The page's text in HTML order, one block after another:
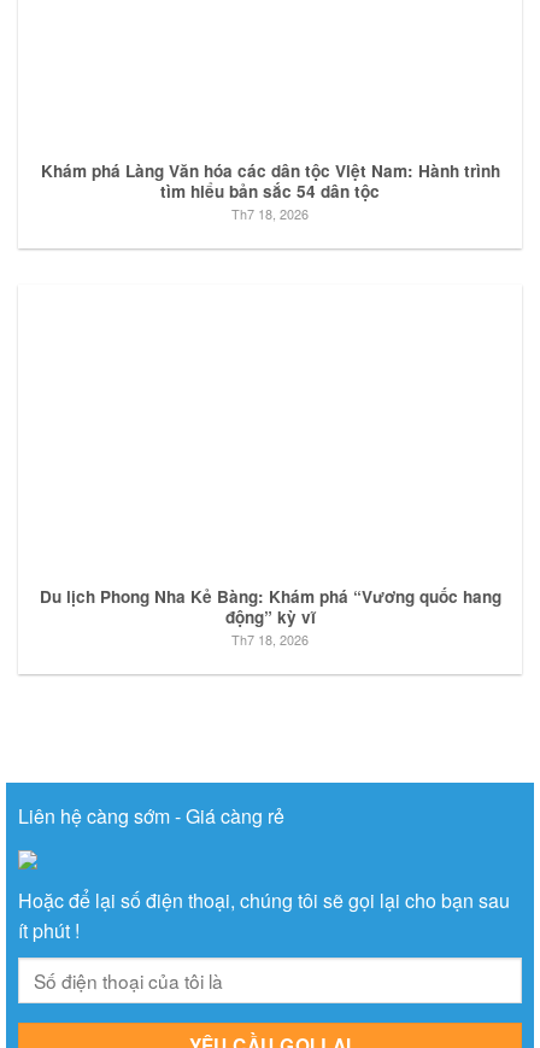
Khám phá Làng Văn hóa các dân tộc Việt Nam: Hành trình
tìm hiểu bản sắc 54 dân tộc
Th7 18, 2026
Du lịch Phong Nha Kẻ Bàng: Khám phá “Vương quốc hang
động” kỳ vĩ
Th7 18, 2026
Liên hệ càng sớm - Giá càng rẻ
Hoặc để lại số điện thoại, chúng tôi sẽ gọi lại cho bạn sau
ít phút !